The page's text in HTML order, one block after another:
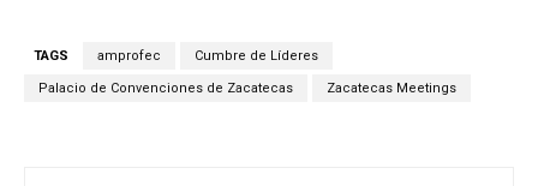
TAGS amprofec Cumbre de Líderes
Palacio de Convenciones de Zacatecas Zacatecas Meetings